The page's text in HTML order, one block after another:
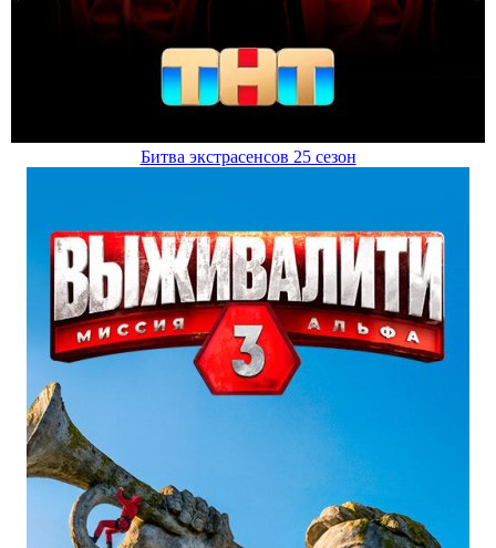
Битва экстрасенсов 25 сезон